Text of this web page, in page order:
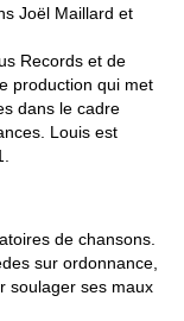
Joël Maillard et
Records et de
production qui met
dans le cadre
Louis est
de chansons.
sur ordonnance,
soulager ses maux